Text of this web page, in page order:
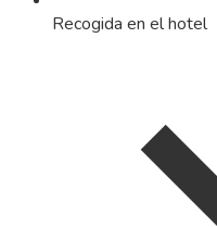
Recogida en el hotel